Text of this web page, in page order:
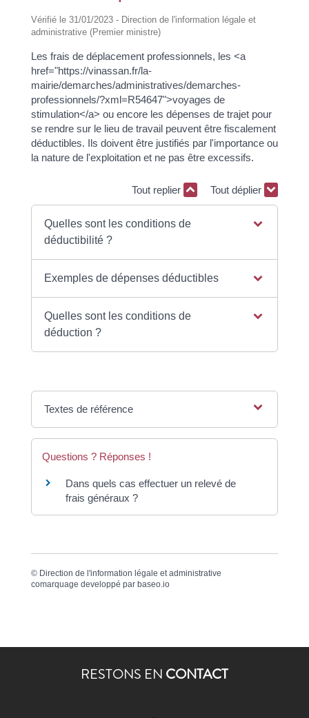
Vérifié le 31/01/2023 - Direction de l'information légale et
administrative (Premier ministre)
Les frais de déplacement professionnels, les <a
href="https://vinassan.fr/la-
mairie/demarches/administratives/demarches-
professionnels/?xml=R54647">voyages de
stimulation</a> ou encore les dépenses de trajet pour
se rendre sur le lieu de travail peuvent être fiscalement
déductibles. Ils doivent être justifiés par l'importance ou
la nature de l'exploitation et ne pas être excessifs.
Tout replier Tout déplier
Quelles sont les conditions de
déductibilité ?
Exemples de dépenses déductibles
Quelles sont les conditions de
déduction ?
Textes de référence
Questions ? Réponses !
Dans quels cas effectuer un relevé de
frais généraux ?
© Direction de l'information légale et administrative
comarquage developpé par baseo.io
RESTONS EN CONTACT